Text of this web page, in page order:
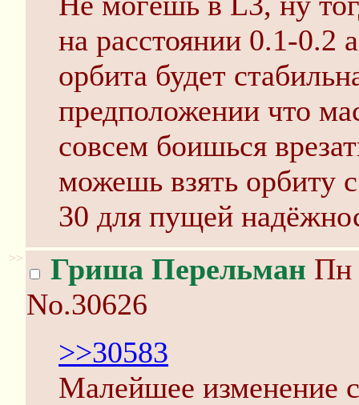
на расстоянии 0.1-0.2
орбита будет
предположении что
совсем боишься
можешь взять орбиту
30 для пущей
>> Гриша Перельман Пн
No.30626
>>30583
Малейшее изменение